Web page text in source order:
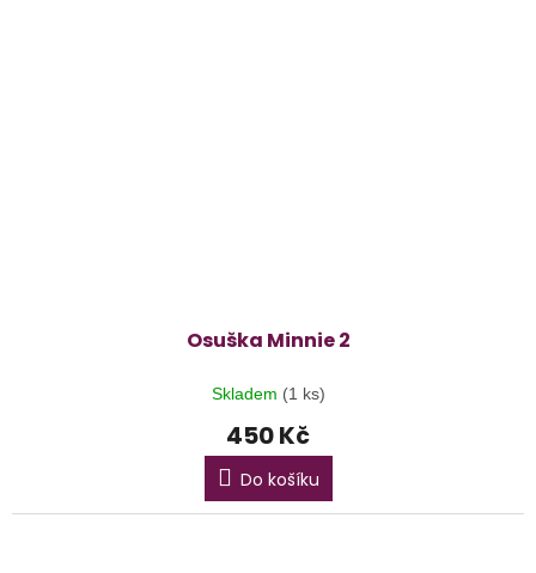
Osuška Minnie 2
Skladem (1 ks)
450 Kč
Do košíku